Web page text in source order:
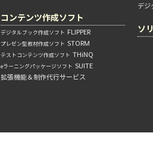
コンテンツ作成ソフト
デジタルブック作成ソフト FLIPPER
プレゼン型教材作成ソフト STORM
テストコンテンツ作成ソフト THiNQ
eラーニングパッケージソフト SUITE
拡張機能＆制作代行サービス
デジ
ソ